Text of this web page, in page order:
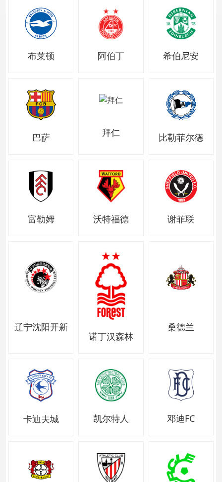
布莱顿 阿伯丁 希伯尼安
巴萨 拜仁 比勒菲尔德
富勒姆 沃特福德 谢菲联
辽宁沈阳开新
诺丁汉森林
桑德兰
卡迪夫城 凯尔特人 邓迪FC